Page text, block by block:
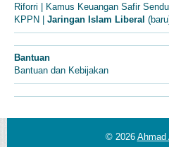
Riforri | Kamus Keuangan Safir
KPPN | Jaringan Islam Liberal
Bantuan
Bantuan dan Kebijakan
© 2026 Ahmad